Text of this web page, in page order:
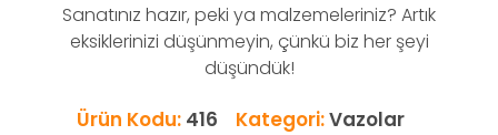
Sanatınız hazır, peki ya malzemeleriniz? Artık
eksiklerinizi düşünmeyin, çünkü biz her şeyi
düşündük!
Ürün Kodu: 416 Kategori:Vazolar